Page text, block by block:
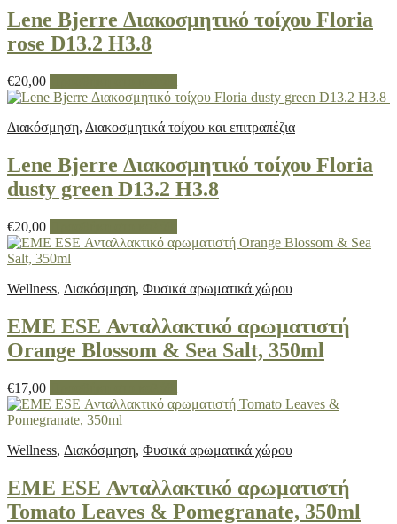
Lene Bjerre Διακοσμητικό τοίχου Floria
rose D13.2 H3.8
€20,00
Διακόσμηση, Διακοσμητικά τοίχου και επιτραπέζια
Lene Bjerre Διακοσμητικό τοίχου Floria
dusty green D13.2 H3.8
€20,00
Wellness, Διακόσμηση, Φυσικά αρωματικά χώρου
EME ESE Ανταλλακτικό αρωματιστή
Orange Blossom & Sea Salt, 350ml
€17,00
Wellness, Διακόσμηση, Φυσικά αρωματικά χώρου
EME ESE Ανταλλακτικό αρωματιστή
Tomato Leaves & Pomegranate, 350ml